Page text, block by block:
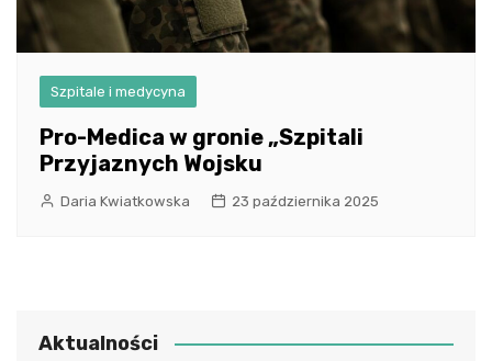
Szpitale i medycyna
Pro-Medica w gronie „Szpitali
Przyjaznych Wojsku
Daria Kwiatkowska 23 października 2025
Aktualności